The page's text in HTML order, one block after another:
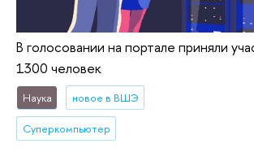
В голосовании на портале приняли
1300 человек
Наука новое в ВШЭ
Суперкомпьютер